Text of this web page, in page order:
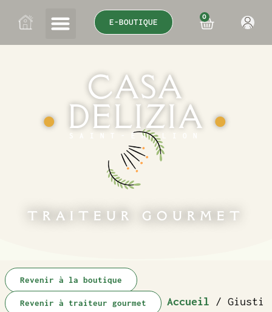
E-BOUTIQUE
0
CASA
● DELIZIA ●
SAINT-ÉMILION
TRAITEUR GOURMET
Revenir à la boutique
Revenir à traiteur gourmet Accueil / Giusti